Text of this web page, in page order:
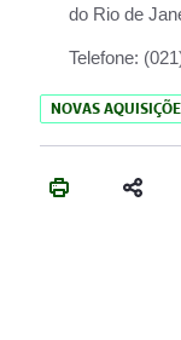
do Rio de
Telefone:
NOVAS